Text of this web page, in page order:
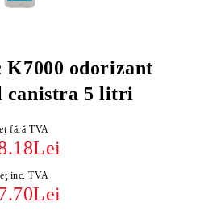
odorizant
canistra 5 litri
fără TVA
inc. TVA